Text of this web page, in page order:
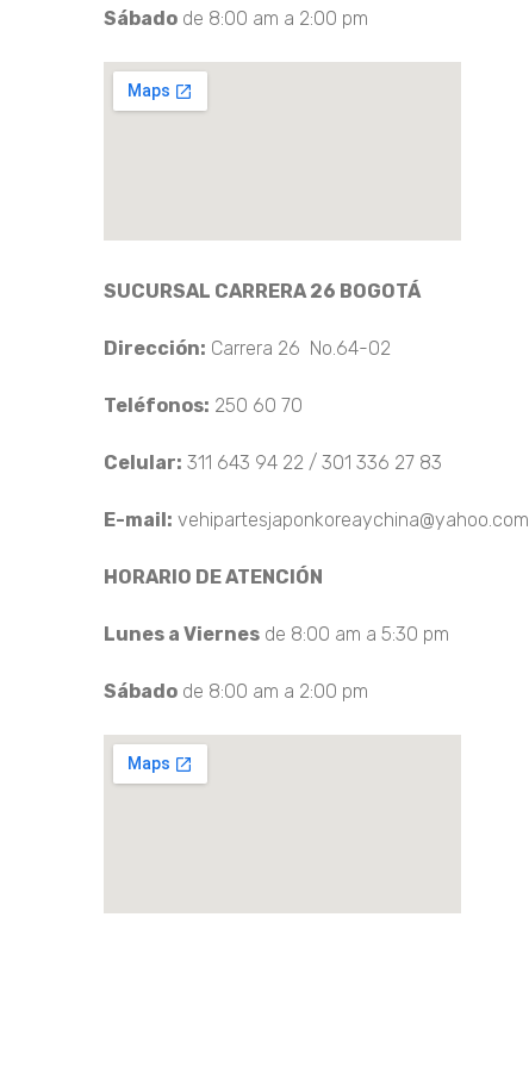
Sábado de 8:00 am a 2:00 pm
SUCURSAL CARRERA 26 BOGOTÁ
Dirección: Carrera 26 No.64-02
Teléfonos: 250 60 70
Celular: 311 643 94 22 / 301 336 27 83
E-mail: vehipartesjaponkoreaychina@yahoo.com
HORARIO DE ATENCIÓN
Lunes a Viernes de 8:00 am a 5:30 pm
Sábado de 8:00 am a 2:00 pm